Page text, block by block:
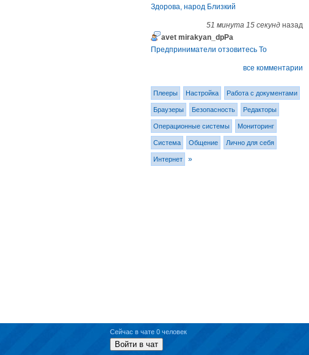
Здорова, народ Близкий
51 минута 15 секундназад
avet mirakyan_dpPa
Предприниматели отзовитесь То
все комментарии
Плееры Настройка Работа с документами
Браузеры Безопасность Редакторы
Операционные системы Мониторинг
Система Общение Лично для себя
Интернет »
Сейчас в чате 0 человек
Войти в чат